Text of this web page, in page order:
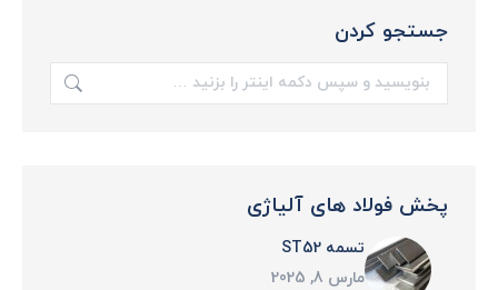
جستجو کردن
جستجو:
پخش فولاد های آلیاژی
تسمه ST52
مارس 8, 2025